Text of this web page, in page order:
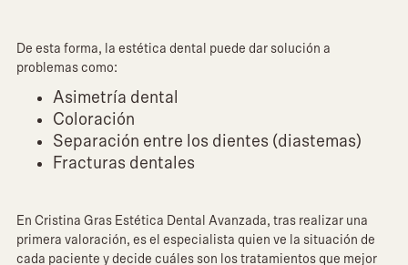
De esta forma, la estética dental puede dar solución a
problemas como:
Asimetría dental
Coloración
Separación entre los dientes (diastemas)
Fracturas dentales
En Cristina Gras Estética Dental Avanzada, tras realizar una
primera valoración, es el especialista quien ve la situación de
cada paciente y decide cuáles son los tratamientos que mejor